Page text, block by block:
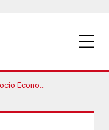
Economica